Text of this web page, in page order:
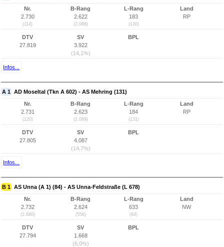
Nr.
2.730
(114)
B-Rang
2.622
(2.088)
L-Rang
183
(130)
Land
RP
DTV
27.819
SV
3.922
(14,1%)
BPL
Infos...
A 1 AD Moseltal (Tkn A 602) - AS Mehring (131)
Nr.
2.731
(120)
B-Rang
2.623
(2.089)
L-Rang
184
(131)
Land
RP
DTV
27.805
SV
4.087
(14,7%)
BPL
Infos...
B 1 AS Unna (A 1) (84) - AS Unna-Feldstraße (L 678)
Nr.
2.732
(2.680)
B-Rang
2.624
(556)
L-Rang
633
(84)
Land
NW
DTV
27.794
SV
1.668
(6,0%)
BPL